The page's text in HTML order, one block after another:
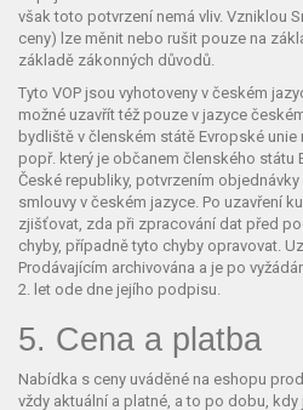
však toto potvrzení nemá vliv. Vzniklou
ceny) lze měnit nebo rušit pouze na
základě zákonných důvodů.
Tyto VOP jsou vyhotoveny v českém
možné uzavřít též pouze v jazyce
bydliště v členském státě Evropské
popř. který je občanem členského státu
České republiky, potvrzením
smlouvy v českém jazyce. Po uzavření
zjišťovat, zda při zpracování dat před
chyby, případně tyto chyby opravovat.
Prodávajícím archivována a je po
2. let ode dne jejího podpisu.
5. Cena a platba
Nabídka s ceny uváděné na eshopu
vždy aktuální a platné, a to po dobu,